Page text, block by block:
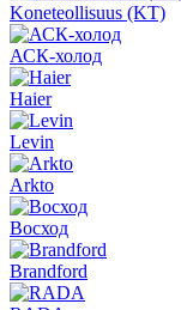
Koneteollisuus (KT)
АСК-холод
Haier
Levin
Arkto
Восход
Brandford